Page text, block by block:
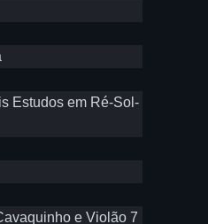
Estudos em Ré-Sol-
e Violão 7